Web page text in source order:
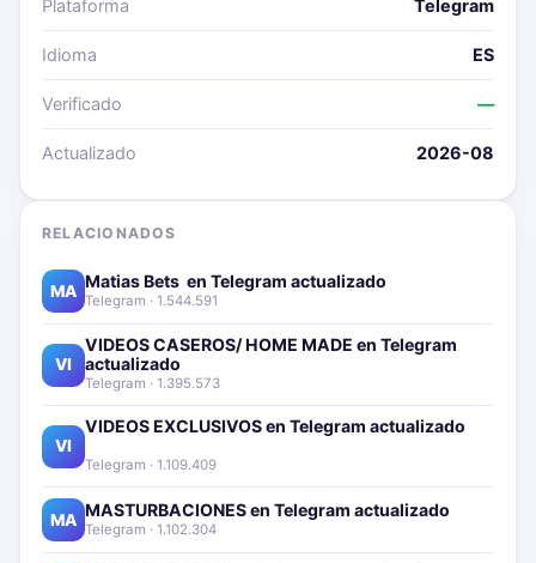
Plataforma Telegram
Idioma ES
Verificado —
Actualizado 2026-08
RELACIONADOS
MA Matias Bets ‍ en Telegram actualizado📱🔥
Telegram · 1.544.591
VI
VIDEOS CASEROS/ HOME MADE en Telegram
actualizado📱🔥
Telegram · 1.395.573
VI
VIDEOS EXCLUSIVOS en Telegram actualizado📱
Telegram · 1.109.409
MA MASTURBACIONES en Telegram actualizado📱🔥
Telegram · 1.102.304